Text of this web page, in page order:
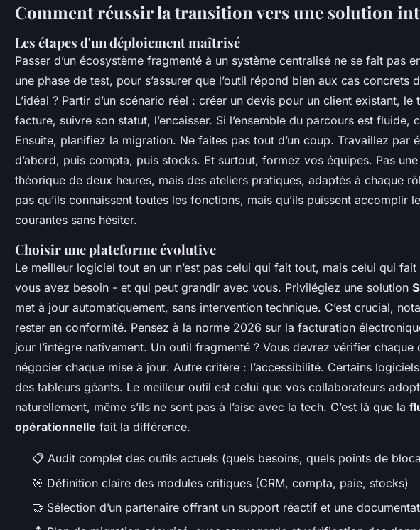
Comment réussir la transition vers une solution
Les étapes d'un déploiement maîtrisé
Passer d’un écosystème fragmenté à un système centralisé ne se fait pas
une phase de test, pour s’assurer que l’outil répond bien aux cas concrets
L’idéal ? Partir d’un scénario réel : créer un devis pour un client existant, le
facture, suivre son statut, l’encaisser. Si l’ensemble du parcours est fluide,
Ensuite, planifiez la migration. Ne faites pas tout d’un coup. Travaillez par
d’abord, puis compta, puis stocks. Et surtout, formez vos équipes. Pas
théorique de deux heures, mais des ateliers pratiques, adaptés à chaque
pas qu’ils connaissent toutes les fonctions, mais qu’ils puissent accomplir
courantes sans hésiter.
Choisir une plateforme évolutive
Le meilleur logiciel tout en un n’est pas celui qui fait tout, mais celui qui fait
vous avez besoin - et qui peut grandir avec vous. Privilégiez une solution
met à jour automatiquement, sans intervention technique. C’est crucial,
rester en conformité. Pensez à la norme 2026 sur la facturation
jour l’intègre nativement. Un outil fragmenté ? Vous devrez vérifier chaque
négocier chaque mise à jour. Autre critère : l’accessibilité. Certains
des tableurs géants. Le meilleur outil est celui que vos collaborateurs
naturellement, même s’ils ne sont pas à l’aise avec la tech. C’est là que la
opérationnelle fait la différence.
📋 Audit complet des outils actuels (quels besoins, quels points de
🎯 Définition claire des modules critiques (CRM, compta, paie, stocks)
🤝 Sélection d’un partenaire offrant un support réactif et une